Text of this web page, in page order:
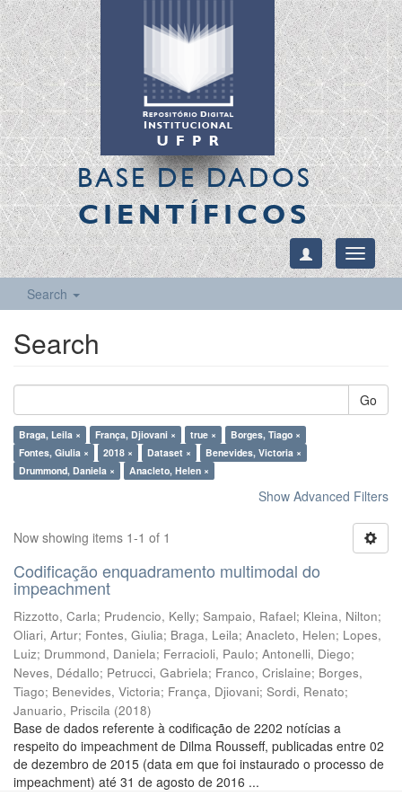
BASE DE DADOS
CIENTÍFICOS
Toggle
Search
Search
Go
Braga, Leila × França, Djiovani × true ×
Borges, Tiago ×
Fontes, Giulia ×
2018 × Dataset ×
Benevides, Victoria ×
Drummond, Daniela ×
Anacleto, Helen ×
Show Advanced Filters
Now showing items 1-1 of 1
Codificação enquadramento multimodal do
impeachment
Rizzotto, Carla; Prudencio, Kelly; Sampaio, Rafael; Kleina, Nilton;
Oliari, Artur; Fontes, Giulia; Braga, Leila; Anacleto, Helen; Lopes,
Luiz; Drummond, Daniela; Ferracioli, Paulo; Antonelli, Diego;
Neves, Dédallo; Petrucci, Gabriela; Franco, Crislaine; Borges,
Tiago; Benevides, Victoria; França, Djiovani; Sordi, Renato;
Januario, Priscila (2018)
Base de dados referente à codificação de 2202 notícias a
respeito do impeachment de Dilma Rousseff, publicadas entre 02
de dezembro de 2015 (data em que foi instaurado o processo de
impeachment) até 31 de agosto de 2016 ...